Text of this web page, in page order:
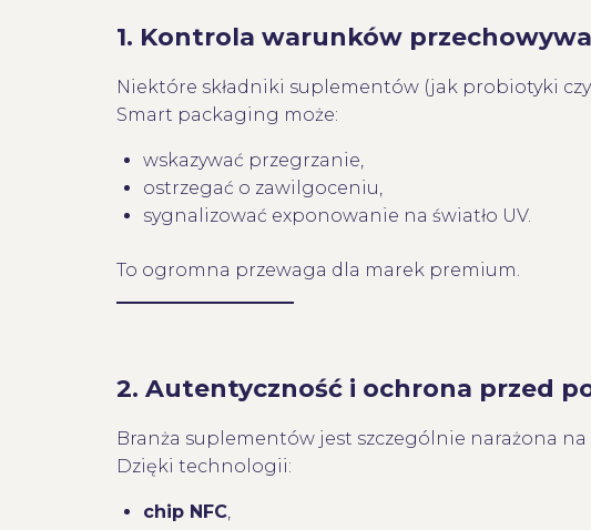
1. Kontrola warunków
Niektóre składniki suplementów (jak probiotyki
Smart packaging może:
wskazywać przegrzanie,
ostrzegać o zawilgoceniu,
sygnalizować exponowanie na światło UV.
To ogromna przewaga dla marek premium.
2. Autentyczność i ochrona przed
Branża suplementów jest szczególnie narażona
Dzięki technologii:
chip NFC,